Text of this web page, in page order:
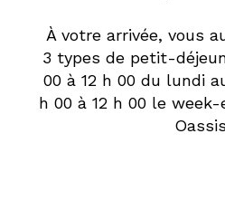
À votre arrivée, vous
3 types de petit-
00 à 12 h 00 du lundi
h 00 à 12 h 00 le